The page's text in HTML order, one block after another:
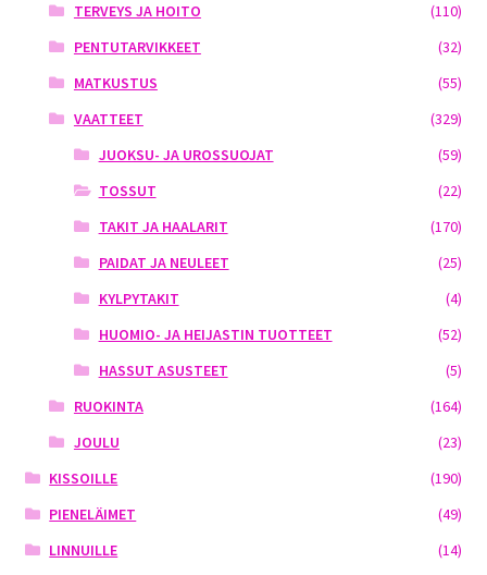
TERVEYS JA HOITO
(110)
PENTUTARVIKKEET
(32)
MATKUSTUS
(55)
VAATTEET
(329)
JUOKSU- JA UROSSUOJAT
(59)
TOSSUT
(22)
TAKIT JA HAALARIT
(170)
PAIDAT JA NEULEET
(25)
KYLPYTAKIT
(4)
HUOMIO- JA HEIJASTIN TUOTTEET
(52)
HASSUT ASUSTEET
(5)
RUOKINTA
(164)
JOULU
(23)
KISSOILLE
(190)
PIENELÄIMET
(49)
LINNUILLE
(14)